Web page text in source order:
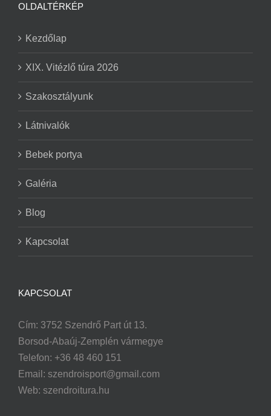
OLDALTÉRKÉP
Kezdőlap
XIX. Vitézlő túra 2026
Szakosztályunk
Látnivalók
Bebek portya
Galéria
Blog
Kapcsolat
KAPCSOLAT
Cím: 3752 Szendrő Part út 13.
Borsod-Abaúj-Zemplén vármegye
Telefon: +36 48 460 151
Email: szendroisport@gmail.com
Web: szendroitura.hu